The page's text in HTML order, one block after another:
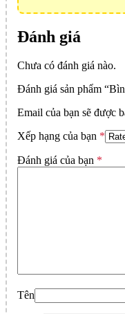
Đánh giá
Chưa có đánh giá nào.
Đánh giá sản phẩm
Email của bạn sẽ được
Xếp hạng của bạn *
Đánh giá của bạn *
Tên